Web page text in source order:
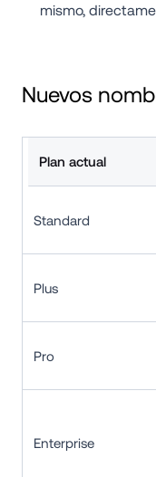
mismo,
Nuevos
Plan actual
Standard
Plus
Pro
Enterprise